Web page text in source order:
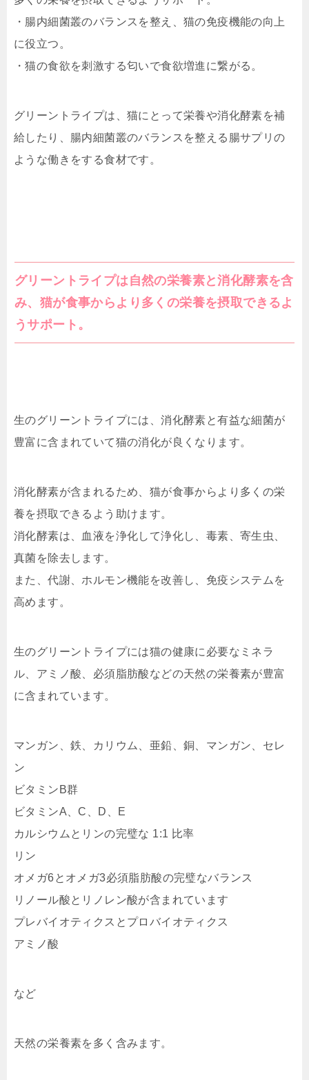
・腸内細菌叢のバランスを整え、猫の免疫機能の向上
に役立つ。
・猫の食欲を刺激する匂いで食欲増進に繋がる。
グリーントライプは、猫にとって栄養や消化酵素を補
給したり、腸内細菌叢のバランスを整える腸サプリの
ような働きをする食材です。
グリーントライプは自然の栄養素と消化酵素を含
み、猫が食事からより多くの栄養を摂取できるよ
うサポート。
生のグリーントライプには、消化酵素と有益な細菌が
豊富に含まれていて猫の消化が良くなります。
消化酵素が含まれるため、猫が食事からより多くの栄
養を摂取できるよう助けます。
消化酵素は、血液を浄化して浄化し、毒素、寄生虫、
真菌を除去します。
また、代謝、ホルモン機能を改善し、免疫システムを
高めます。
生のグリーントライプには猫の健康に必要なミネラ
ル、アミノ酸、必須脂肪酸などの天然の栄養素が豊富
に含まれています。
マンガン、鉄、カリウム、亜鉛、銅、マンガン、セレ
ン
ビタミンB群
ビタミンA、C、D、E
カルシウムとリンの完璧な 1:1 比率
リン
オメガ6とオメガ3必須脂肪酸の完璧なバランス
リノール酸とリノレン酸が含まれています
プレバイオティクスとプロバイオティクス
アミノ酸
など
天然の栄養素を多く含みます。